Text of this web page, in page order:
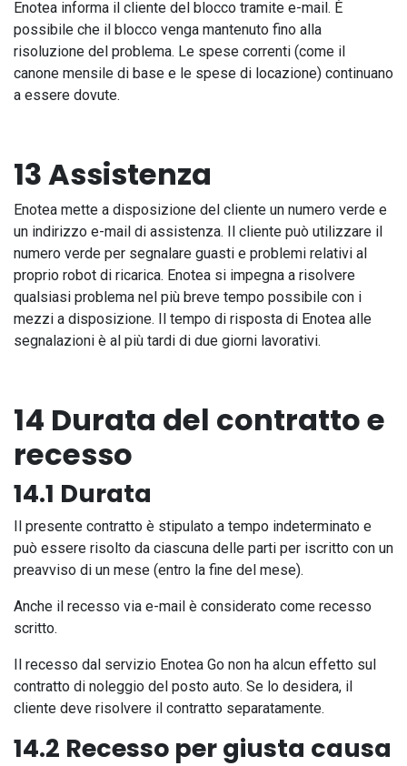
Enotea informa il cliente del blocco tramite e-mail. È
possibile che il blocco venga mantenuto fino alla
risoluzione del problema. Le spese correnti (come il
canone mensile di base e le spese di locazione) continuano
a essere dovute.
13 Assistenza
Enotea mette a disposizione del cliente un numero verde e
un indirizzo e-mail di assistenza. Il cliente può utilizzare il
numero verde per segnalare guasti e problemi relativi al
proprio robot di ricarica. Enotea si impegna a risolvere
qualsiasi problema nel più breve tempo possibile con i
mezzi a disposizione. Il tempo di risposta di Enotea alle
segnalazioni è al più tardi di due giorni lavorativi.
14 Durata del contratto e
recesso
14.1 Durata
Il presente contratto è stipulato a tempo indeterminato e
può essere risolto da ciascuna delle parti per iscritto con un
preavviso di un mese (entro la fine del mese).
Anche il recesso via e-mail è considerato come recesso
scritto.
Il recesso dal servizio Enotea Go non ha alcun effetto sul
contratto di noleggio del posto auto. Se lo desidera, il
cliente deve risolvere il contratto separatamente.
14.2 Recesso per giusta causa